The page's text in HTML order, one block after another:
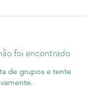
foi encontrado
de grupos e tente